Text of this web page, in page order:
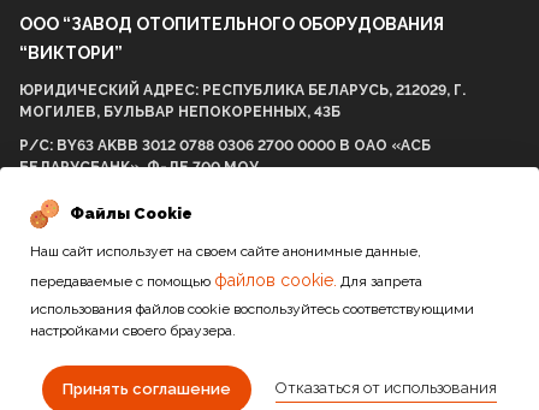
ООО “ЗАВОД ОТОПИТЕЛЬНОГО ОБОРУДОВАНИЯ
“ВИКТОРИ”
ЮРИДИЧЕСКИЙ АДРЕС: РЕСПУБЛИКА БЕЛАРУСЬ, 212029, Г.
МОГИЛЕВ, БУЛЬВАР НЕПОКОРЕННЫХ, 43Б
Р/С: BY63 AKBB 3012 0788 0306 2700 0000 В ОАО «АСБ
БЕЛАРУСБАНК», Ф-ЛЕ 700 МОУ
БИК AKBBBY21700 УНП: 812001575 ОКПО 298057537000
2010-2026 / Все права защищены
Файлы Cookie
Наш сайт использует на своем сайте анонимные данные,
передаваемые с помощью файлов cookie. Для запрета
использования файлов cookie воспользуйтесь соответствующими
настройками своего браузера.
Отказаться от использования
Принять соглашение